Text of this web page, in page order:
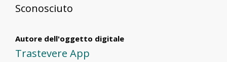
Sconosciuto
Autore dell'oggetto digitale
Trastevere App